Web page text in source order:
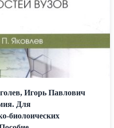
Игорь Павлович
Для
биолоических